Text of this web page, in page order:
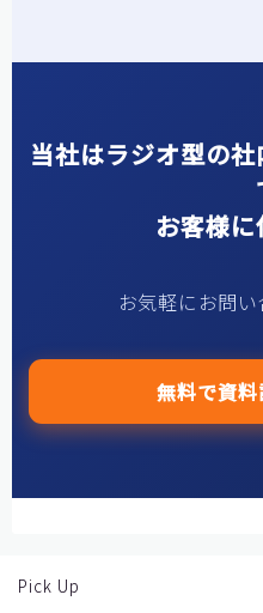
当社はラジオ型の
お客様
お気軽にお問い
無料で資
Pick Up